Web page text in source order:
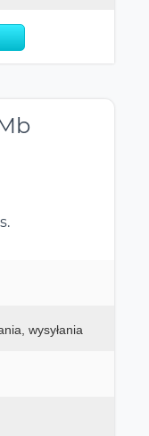
wysyłania